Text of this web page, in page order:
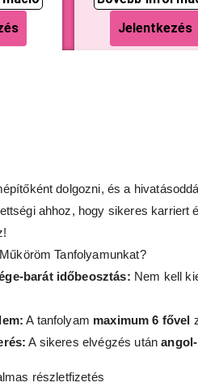
Jelentkezés
dolgozni, és a
ahhoz, hogy sikeres
Tanfolyamunkat?
barát időbeosztás: Nem kell
A tanfolyam maximum 6 fővel
A sikeres elvégzés után
részletfizetés